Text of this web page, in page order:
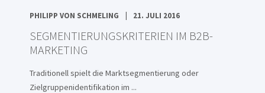
PHILIPP VON SCHMELING 21. JULI 2016
SEGMENTIERUNGSKRITERIEN IM B2B-
MARKETING
Traditionell spielt die Marktsegmentierung oder
Zielgruppenidentifikation im ...